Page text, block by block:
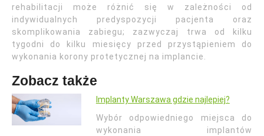
rehabilitacji może różnić się w zależności od
indywidualnych predyspozycji pacjenta oraz
skomplikowania zabiegu; zazwyczaj trwa od kilku
tygodni do kilku miesięcy przed przystąpieniem do
wykonania korony protetycznej na implancie.
Zobacz także
Implanty Warszawa gdzie najlepiej?
Wybór odpowiedniego miejsca do
wykonania implantów